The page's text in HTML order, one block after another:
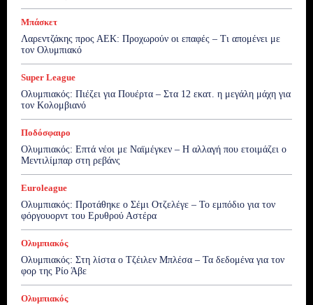
Μπάσκετ
Λαρεντζάκης προς ΑΕΚ: Προχωρούν οι επαφές – Τι απομένει με
τον Ολυμπιακό
Super League
Ολυμπιακός: Πιέζει για Πουέρτα – Στα 12 εκατ. η μεγάλη μάχη για
τον Κολομβιανό
Ποδόσφαιρο
Ολυμπιακός: Επτά νέοι με Ναϊμέγκεν – Η αλλαγή που ετοιμάζει ο
Μεντιλίμπαρ στη ρεβάνς
Euroleague
Ολυμπιακός: Προτάθηκε ο Σέμι Οτζελέγε – Το εμπόδιο για τον
φόργουορντ του Ερυθρού Αστέρα
Ολυμπιακός
Ολυμπιακός: Στη λίστα ο Τζέιλεν Μπλέσα – Τα δεδομένα για τον
φορ της Ρίο Άβε
Ολυμπιακός